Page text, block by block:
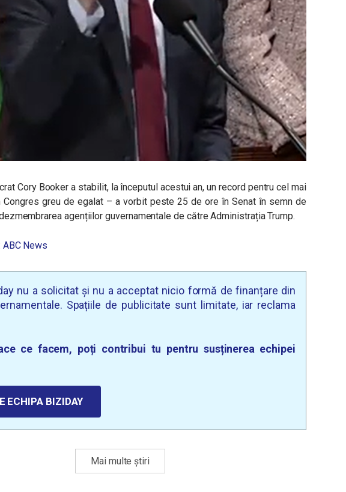
Cory Booker a stabilit, la începutul acestui an, un record pentru cel mai
Congres greu de egalat – a vorbit peste 25 de ore în Senat în semn de
agențiilor guvernamentale de către Administrația Trump.
ABC News
nu a solicitat și nu a acceptat nicio formă de finanțare din
Spațiile de publicitate sunt limitate, iar reclama
ce facem, poți contribui tu pentru susținerea echipei
ECHIPA BIZIDAY
Mai multe știri